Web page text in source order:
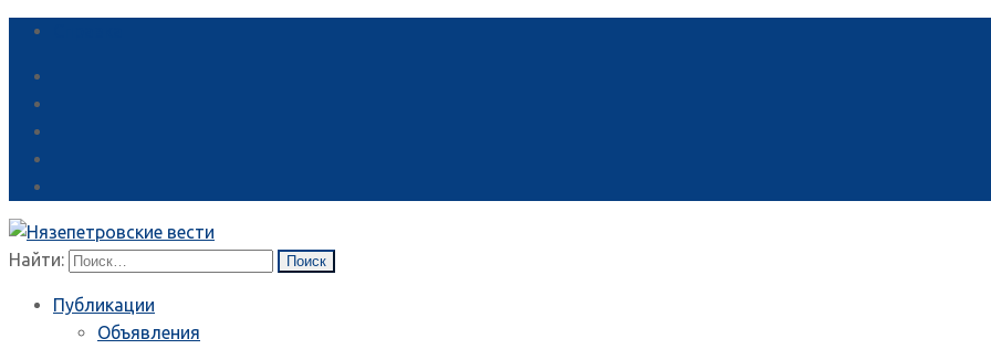
Найти:
Публикации
Объявления